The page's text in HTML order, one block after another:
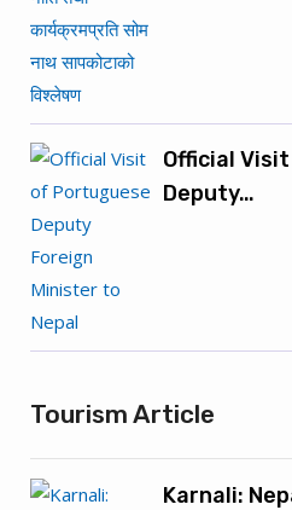
Official
Deputy…
Tourism Article
Karnali: